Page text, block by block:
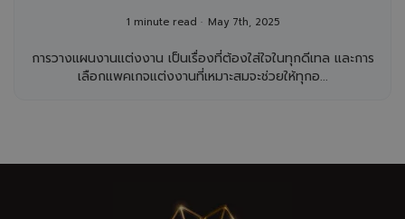
1 minute read May 7th, 2025
การวางแผนงานแต่งงาน เป็นเรื่องที่ต้องใส่ใจในทุกดีเทล และการ
เลือกแพคเกจแต่งงานที่เหมาะสมจะช่วยให้ทุกอ...